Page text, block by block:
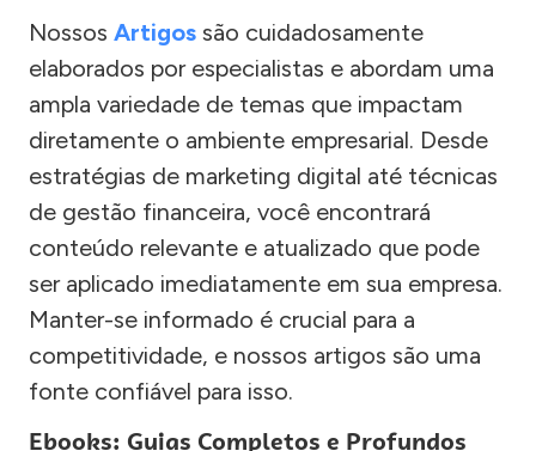
Nossos Artigos são cuidadosamente
elaborados por especialistas e abordam uma
ampla variedade de temas que impactam
diretamente o ambiente empresarial. Desde
estratégias de marketing digital até técnicas
de gestão financeira, você encontrará
conteúdo relevante e atualizado que pode
ser aplicado imediatamente em sua empresa.
Manter-se informado é crucial para a
competitividade, e nossos artigos são uma
fonte confiável para isso.
Ebooks: Guias Completos e Profundos